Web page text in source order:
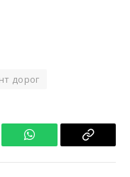
дорог
WhatsApp Copy